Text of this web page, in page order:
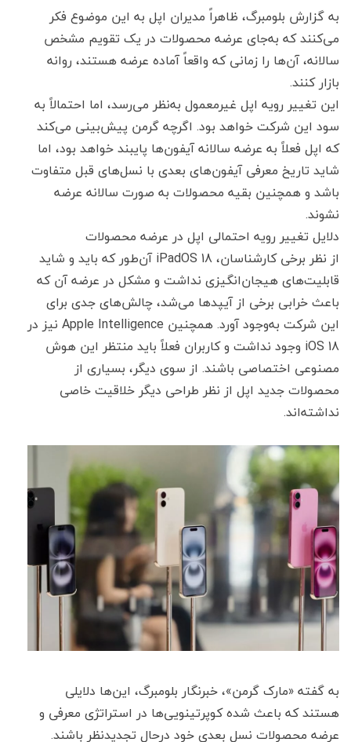
به گزارش بلومبرگ، ظاهراً مدیران اپل به این موضوع فکر
می‌کنند که به‌جای عرضه محصولات در یک تقویم مشخص
سالانه، آن‌ها را زمانی که واقعاً آماده عرضه هستند، روانه
بازار کنند.
این تغییر رویه اپل غیرمعمول به‌نظر می‌رسد، اما احتمالاً به
سود این شرکت خواهد بود. اگرچه گرمن پیش‌بینی می‌کند
که اپل فعلاً به عرضه سالانه آیفون‌ها پایبند خواهد بود، اما
شاید تاریخ معرفی آیفون‌های بعدی با نسل‌های قبل متفاوت
باشد و همچنین بقیه محصولات به صورت سالانه عرضه
نشوند.
دلایل تغییر رویه احتمالی اپل در عرضه محصولات
از نظر برخی کارشناسان، iPadOS 18 آن‌طور که باید و شاید
قابلیت‌های هیجان‌انگیزی نداشت و مشکل در عرضه آن که
باعث خرابی برخی از آیپدها می‌شد، چالش‌های جدی برای
این شرکت به‌وجود آورد. همچنین Apple Intelligence نیز در
iOS 18 وجود نداشت و کاربران فعلاً باید منتظر این هوش
مصنوعی اختصاصی باشند. از سوی دیگر، بسیاری از
محصولات جدید اپل از نظر طراحی دیگر خلاقیت خاصی
نداشته‌اند.
به گفته «مارک گرمن»، خبرنگار بلومبرگ، این‌ها دلایلی
هستند که باعث شده کوپرتینویی‌ها در استراتژی معرفی و
عرضه محصولات نسل بعدی خود درحال تجدیدنظر باشند.